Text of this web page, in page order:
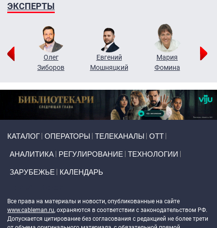
ЭКСПЕРТЫ
Олег
Зиборов
Евгений
Мошняцкий
Мария
Фомина
КАТАЛОГ ОПЕРАТОРЫ ТЕЛЕКАНАЛЫ ОТТ
АНАЛИТИКА РЕГУЛИРОВАНИЕ ТЕХНОЛОГИИ
ЗАРУБЕЖЬЕ КАЛЕНДАРЬ
Все права на материалы и новости, опубликованные на сайте
www.cableman.ru, охраняются в соответствии с законодательством РФ.
Допускается цитирование без согласования с редакцией не более трети